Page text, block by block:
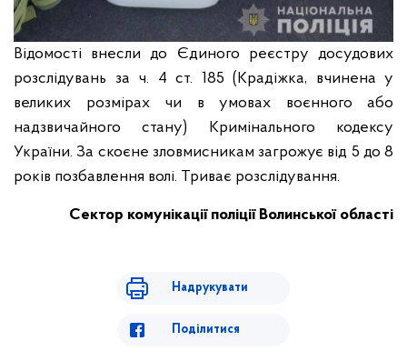
Відомості внесли до Єдиного реєстру досудових
розслідувань за ч. 4 ст. 185 (Крадіжка, вчинена у
великих розмірах чи в умовах воєнного або
надзвичайного стану) Кримінального кодексу
України. За скоєне зловмисникам загрожує від 5 до 8
років позбавлення волі. Триває розслідування.
Сектор комунікації поліції Волинської області
Надрукувати
Поділитися